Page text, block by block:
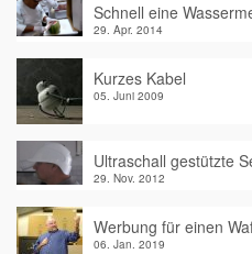
Schnell eine
29. Apr. 2014
Kurzes Kabel
05. Juni 2009
Ultraschall gestützte
29. Nov. 2012
Werbung für einen
06. Jan. 2019